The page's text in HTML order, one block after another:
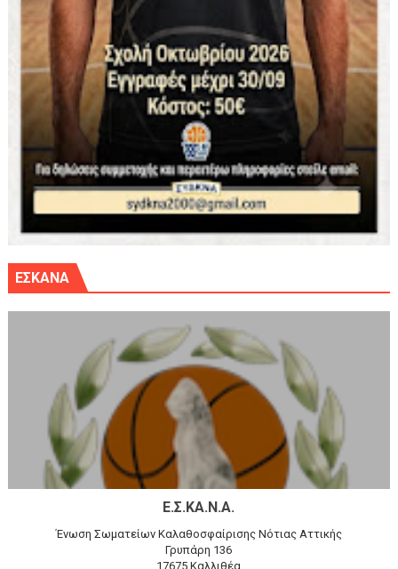
ΕΣΚΑΝΑ
Ε.Σ.ΚΑ.Ν.Α.
Ένωση Σωματείων Καλαθοσφαίρισης Νότιας Αττικής
Γρυπάρη 136
17675 Καλλιθέα